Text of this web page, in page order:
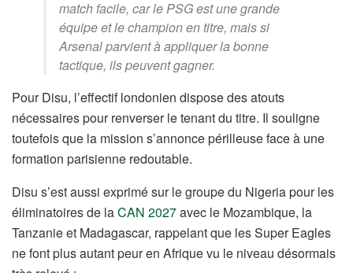
match facile, car le PSG est une grande
équipe et le champion en titre, mais si
Arsenal parvient à appliquer la bonne
tactique, ils peuvent gagner.
Pour Disu, l’effectif londonien dispose des atouts
nécessaires pour renverser le tenant du titre. Il souligne
toutefois que la mission s’annonce périlleuse face à une
formation parisienne redoutable.
Disu s’est aussi exprimé sur le groupe du Nigeria pour les
éliminatoires de laCAN 2027avec le Mozambique, la
Tanzanie et Madagascar, rappelant que les Super Eagles
ne font plus autant peur en Afrique vu le niveau désormais